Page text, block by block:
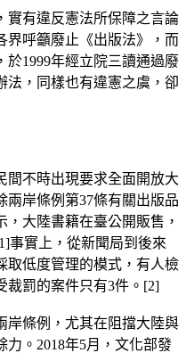
實有違反憲法所保障之言論
界呼籲廢止《出版法》，而
於1999年經立院三讀通過廢
法，同樣也有違憲之虞，卻
間不時出現要求全面開放大
兩岸條例第37條有關出版品
，大陸書籍在臺公開販售，
事實上，從新聞局到後來
取低度管理的模式，有人檢
裁罰的案件只有3件。[2]
岸條例，尤其在阻擋大陸與
。2018年5月，文化部發